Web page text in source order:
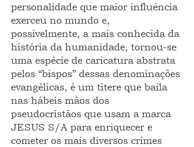
personalidade que maior influência
exerceu no mundo e,
possivelmente, a mais conhecida da
história da humanidade, tornou-se
uma espécie de caricatura abstrata
pelos “bispos” dessas denominações
evangélicas, é um títere que baila
nas hábeis mãos dos
pseudocrístãos que usam a marca
JESUS S/A para enriquecer e
cometer os mais diversos crimes